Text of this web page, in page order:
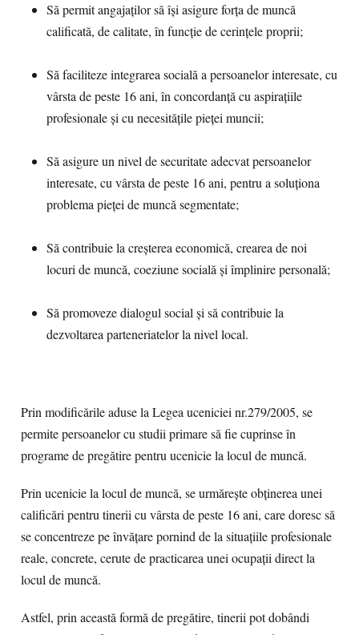
Să permit angajaților să își asigure forța de muncă
calificată, de calitate, în funcție de cerințele proprii;
Să faciliteze integrarea socială a persoanelor interesate, cu
vârsta de peste 16 ani, în concordanță cu aspirațiile
profesionale și cu necesitățile pieței muncii;
Să asigure un nivel de securitate adecvat persoanelor
interesate, cu vârsta de peste 16 ani, pentru a soluționa
problema pieței de muncă segmentate;
Să contribuie la creșterea economică, crearea de noi
locuri de muncă, coeziune socială și împlinire personală;
Să promoveze dialogul social și să contribuie la
dezvoltarea parteneriatelor la nivel local.
Prin modificările aduse la Legea uceniciei nr.279/2005, se
permite persoanelor cu studii primare să fie cuprinse în
programe de pregătire pentru ucenicie la locul de muncă.
Prin ucenicie la locul de muncă, se urmărește obținerea unei
calificări pentru tinerii cu vârsta de peste 16 ani, care doresc să
se concentreze pe învățare pornind de la situațiile profesionale
reale, concrete, cerute de practicarea unei ocupații direct la
locul de muncă.
Astfel, prin această formă de pregătire, tinerii pot dobândi